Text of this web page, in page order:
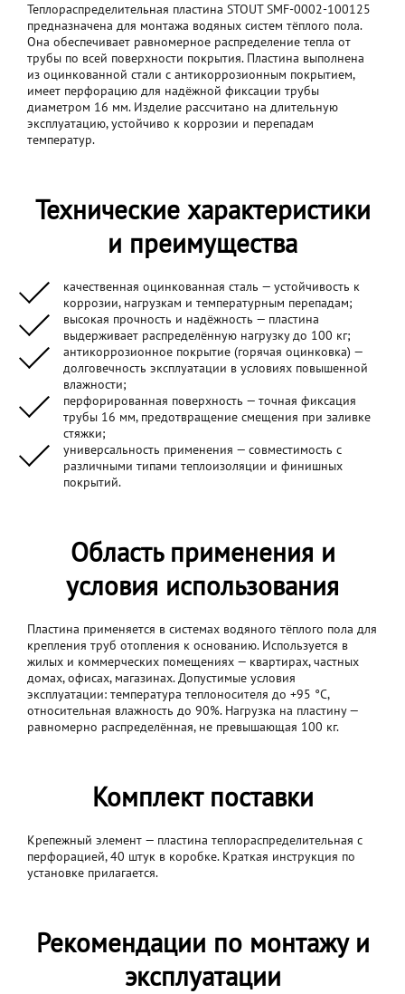
Теплораспределительная пластина STOUT SMF-0002-100125
предназначена для монтажа водяных систем тёплого пола.
Она обеспечивает равномерное распределение тепла от
трубы по всей поверхности покрытия. Пластина выполнена
из оцинкованной стали с антикоррозионным покрытием,
имеет перфорацию для надёжной фиксации трубы
диаметром 16 мм. Изделие рассчитано на длительную
эксплуатацию, устойчиво к коррозии и перепадам
температур.
Технические характеристики
и преимущества
качественная оцинкованная сталь — устойчивость к
коррозии, нагрузкам и температурным перепадам;
высокая прочность и надёжность — пластина
выдерживает распределённую нагрузку до 100 кг;
антикоррозионное покрытие (горячая оцинковка) —
долговечность эксплуатации в условиях повышенной
влажности;
перфорированная поверхность — точная фиксация
трубы 16 мм, предотвращение смещения при заливке
стяжки;
универсальность применения — совместимость с
различными типами теплоизоляции и финишных
покрытий.
Область применения и
условия использования
Пластина применяется в системах водяного тёплого пола для
крепления труб отопления к основанию. Используется в
жилых и коммерческих помещениях — квартирах, частных
домах, офисах, магазинах. Допустимые условия
эксплуатации: температура теплоносителя до +95 °C,
относительная влажность до 90%. Нагрузка на пластину —
равномерно распределённая, не превышающая 100 кг.
Комплект поставки
Крепежный элемент — пластина теплораспределительная с
перфорацией, 40 штук в коробке. Краткая инструкция по
установке прилагается.
Рекомендации по монтажу и
эксплуатации